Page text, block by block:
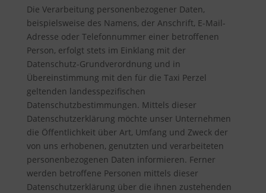
Die Verarbeitung personenbezogener Daten,
beispielsweise des Namens, der Anschrift, E-Mail-
Adresse oder Telefonnummer einer betroffenen
Person, erfolgt stets im Einklang mit der
Datenschutz-Grundverordnung und in
Übereinstimmung mit den für die Taxi Perzel
geltenden landesspezifischen
Datenschutzbestimmungen. Mittels dieser
Datenschutzerklärung möchte unser Unternehmen
die Öffentlichkeit über Art, Umfang und Zweck der
von uns erhobenen, genutzten und verarbeiteten
personenbezogenen Daten informieren. Ferner
werden betroffene Personen mittels dieser
Datenschutzerklärung über die ihnen zustehenden